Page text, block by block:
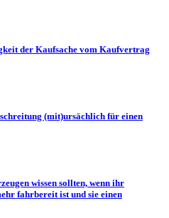
der Kaufsache vom Kaufvertrag
(mit)ursächlich für einen
wissen sollten, wenn ihr
fahrbereit ist und sie einen